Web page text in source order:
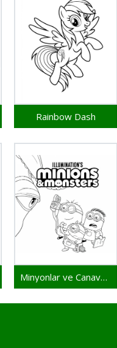
Rainbow Dash
Minyonlar ve Canavarlar